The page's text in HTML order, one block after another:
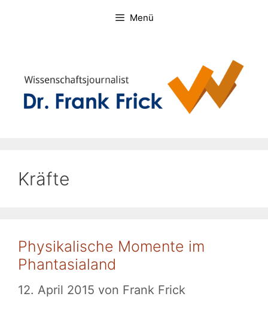
Menü
Kräfte
Physikalische Momente im
Phantasialand
12. April 2015 von Frank Frick